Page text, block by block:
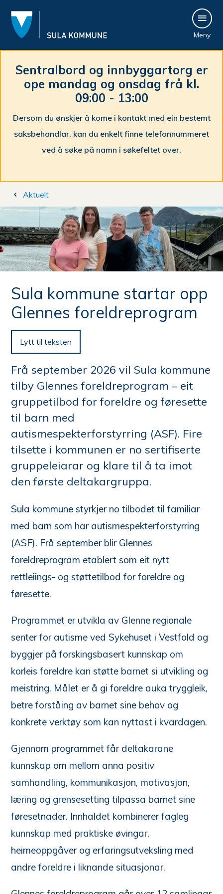
u
l
a
k
o
m
m
u
n
e
Meny
Sentralbord og innbyggartorg er
ope mandag og onsdag frå kl.
09:00 - 13:00
Dersom du ønskjer å kome i kontakt med ein bestemt
saksbehandlar, kan du enkelt finne telefonnummeret
ved å søke på namn i søkefeltet over.
Du
her:
Aktuelt
Sula kommune startar opp
Glennes foreldreprogram
Lytt til teksten
Frå september 2026 vil Sula kommune
tilby Glennes foreldreprogram – eit
gruppetilbod for foreldre og føresette
til barn med
autismespekterforstyrring (ASF). Fire
tilsette i kommunen er no sertifiserte
gruppeleiarar og klare til å ta imot
den første deltakargruppa.
Sula kommune styrkjer no tilbodet til familiar
med barn som har autismespekterforstyrring
(ASF). Frå september blir Glennes
foreldreprogram etablert som eit nytt
rettleiings- og støttetilbod for foreldre og
føresette.
Programmet er utvikla av Glenne regionale
senter for autisme ved Sykehuset i Vestfold og
byggjer på forskingsbasert kunnskap om
korleis foreldre kan støtte barnet si utvikling og
meistring. Målet er å gi foreldre auka tryggleik,
betre forståing av barnet sine behov og
konkrete verktøy som kan nyttast i kvardagen.
Gjennom programmet får deltakarane
kunnskap om mellom anna positiv
samhandling, kommunikasjon, motivasjon,
læring og grensesetting tilpassa barnet sine
føresetnader. Innhaldet kombinerer fagleg
kunnskap med praktiske øvingar,
heimeoppgåver og erfaringsutveksling med
andre foreldre i liknande situasjonar.